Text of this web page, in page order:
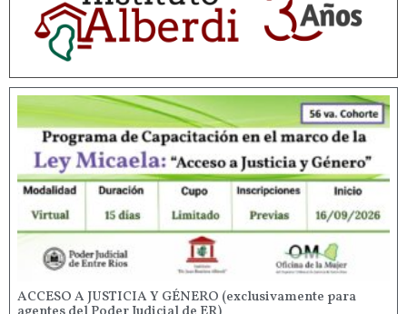
ACCESO A JUSTICIA Y GÉNERO (exclusivamente para